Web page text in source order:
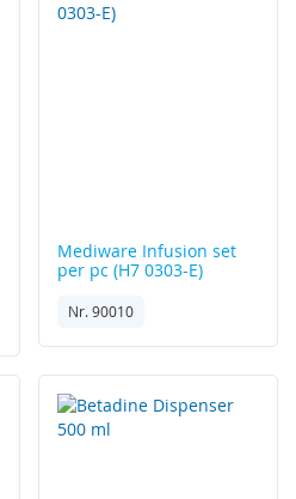
MediwareInfusion set
per pc (H7 0303-E)
Nr. 90010